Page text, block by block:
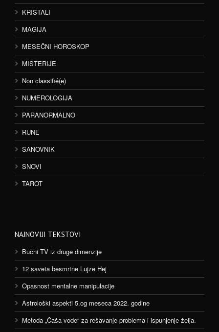
KRISTALI
MAGIJA
MESEČNI HOROSKOP
MISTERIJE
Non classifié(e)
NUMEROLOGIJA
PARANORMALNO
RUNE
SANOVNIK
SNOVI
TAROT
NAJNOVIJI TEKSTOVI
Bučni TV iz druge dimenzije
12 saveta besmrtne Lujze Hej
Opasnost mentalne manipulacije
Astrološki aspekti 5.og meseca 2022. godine
Metoda „Čaša vode“ za rešavanje problema i ispunjenje želja.